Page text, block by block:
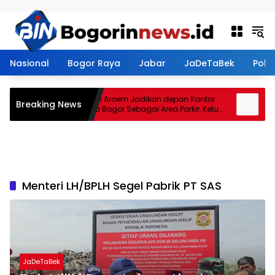
Nasional Bogor Raya Jabar JaDeTaBek
Breaking NewsRestoran Aroem Jadikan depan Kantor
PWI Kota Bogor Sebagai Area Parkir, Ketua
PWI Dilarang Parkir
Menteri LH/BPLH Segel Pabrik PT SAS
JaDeTaBek